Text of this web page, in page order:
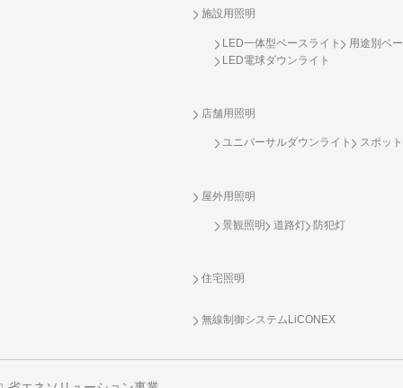
施設用照明
LED一体型ベースライト
用途別ベ
LED電球ダウンライト
店舗用照明
ユニバーサルダウンライト スポッ
屋外用照明
景観照明 道路灯 防犯灯
住宅照明
無線制御システム LiCONEX